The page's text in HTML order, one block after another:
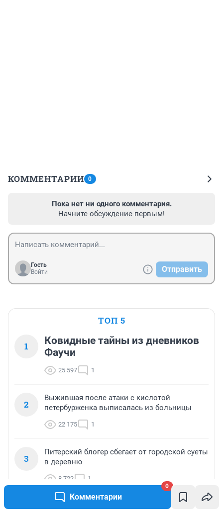
Комментарии
0
КОММЕНТАРИИ 0
Пока нет ни одного комментария.
Начните обсуждение первым!
Гость
Войти
Отправить
ТОП 5
1
Ковидные тайны из дневников
Фаучи
25 597 1
2
Выжившая после атаки с кислотой
петербурженка выписалась из больницы
22 175 1
3
Питерский блогер сбегает от городской суеты
в деревню
8 722 1
Названа причина сбоя на красной линии